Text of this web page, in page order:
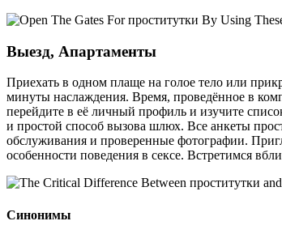
Выезд, Апартаменты
Приехать в одном плаще на голое тело или
минуты наслаждения. Время, проведённое в
перейдите в её личный профиль и изучите
и простой способ вызова шлюх. Все анкеты
обслуживания и проверенные фотографии.
особенности поведения в сексе. Встретимся
Синонимы